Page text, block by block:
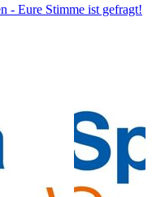
- Eure Stimme ist gefragt!